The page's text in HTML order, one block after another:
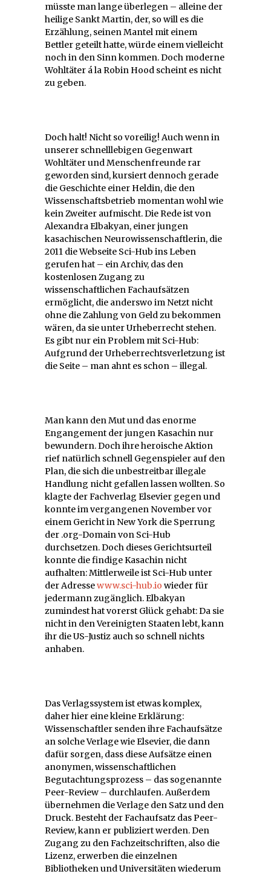
müsste man lange überlegen – alleine der
heilige Sankt Martin, der, so will es die
Erzählung, seinen Mantel mit einem
Bettler geteilt hatte, würde einem vielleicht
noch in den Sinn kommen. Doch moderne
Wohltäter á la Robin Hood scheint es nicht
zu geben.
Doch halt! Nicht so voreilig! Auch wenn in
unserer schnelllebigen Gegenwart
Wohltäter und Menschenfreunde rar
geworden sind, kursiert dennoch gerade
die Geschichte einer Heldin, die den
Wissenschaftsbetrieb momentan wohl wie
kein Zweiter aufmischt. Die Rede ist von
Alexandra Elbakyan, einer jungen
kasachischen Neurowissenschaftlerin, die
2011 die Webseite Sci-Hub ins Leben
gerufen hat – ein Archiv, das den
kostenlosen Zugang zu
wissenschaftlichen Fachaufsätzen
ermöglicht, die anderswo im Netzt nicht
ohne die Zahlung von Geld zu bekommen
wären, da sie unter Urheberrecht stehen.
Es gibt nur ein Problem mit Sci-Hub:
Aufgrund der Urheberrechtsverletzung ist
die Seite – man ahnt es schon – illegal.
Man kann den Mut und das enorme
Engangement der jungen Kasachin nur
bewundern. Doch ihre heroische Aktion
rief natürlich schnell Gegenspieler auf den
Plan, die sich die unbestreitbar illegale
Handlung nicht gefallen lassen wollten. So
klagte der Fachverlag Elsevier gegen und
konnte im vergangenen November vor
einem Gericht in New York die Sperrung
der .org-Domain von Sci-Hub
durchsetzen. Doch dieses Gerichtsurteil
konnte die findige Kasachin nicht
aufhalten: Mittlerweile ist Sci-Hub unter
der Adressewww.sci-hub.io wieder für
jedermann zugänglich. Elbakyan
zumindest hat vorerst Glück gehabt: Da sie
nicht in den Vereinigten Staaten lebt, kann
ihr die US-Justiz auch so schnell nichts
anhaben.
Das Verlagssystem ist etwas komplex,
daher hier eine kleine Erklärung:
Wissenschaftler senden ihre Fachaufsätze
an solche Verlage wie Elsevier, die dann
dafür sorgen, dass diese Aufsätze einen
anonymen, wissenschaftlichen
Begutachtungsprozess – das sogenannte
Peer-Review – durchlaufen. Außerdem
übernehmen die Verlage den Satz und den
Druck. Besteht der Fachaufsatz das Peer-
Review, kann er publiziert werden. Den
Zugang zu den Fachzeitschriften, also die
Lizenz, erwerben die einzelnen
Bibliotheken und Universitäten wiederum